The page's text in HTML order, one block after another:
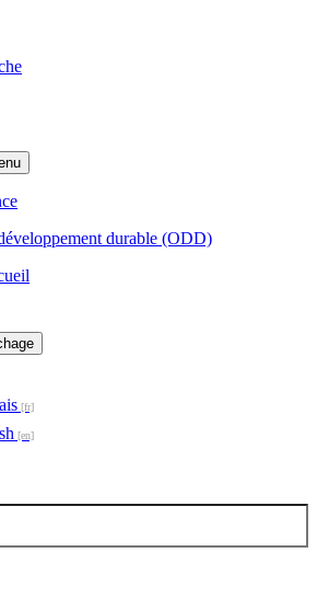
durable (ODD)